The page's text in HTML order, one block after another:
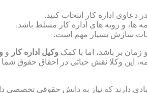
ها، و رویه های اداره کار مسلط باشد.
سازش بسیار مهم است.
زمان بر باشد، اما با کمک وکیل اداره کار و
این وکلا نقش حیاتی در احقاق حقوق
دارند که نیاز به دانش حقوقی تخصصی